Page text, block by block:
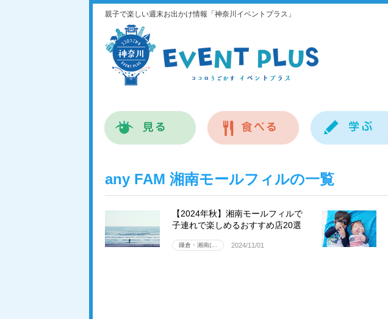
親子で楽しい週末お出かけ情報「神奈川イベントプラス」
any FAM 湘南モールフィルの一覧
【2024年秋】湘南モールフィルで
子連れで楽しめるおすすめ店20選
鎌倉・湘南(… 2024/11/01